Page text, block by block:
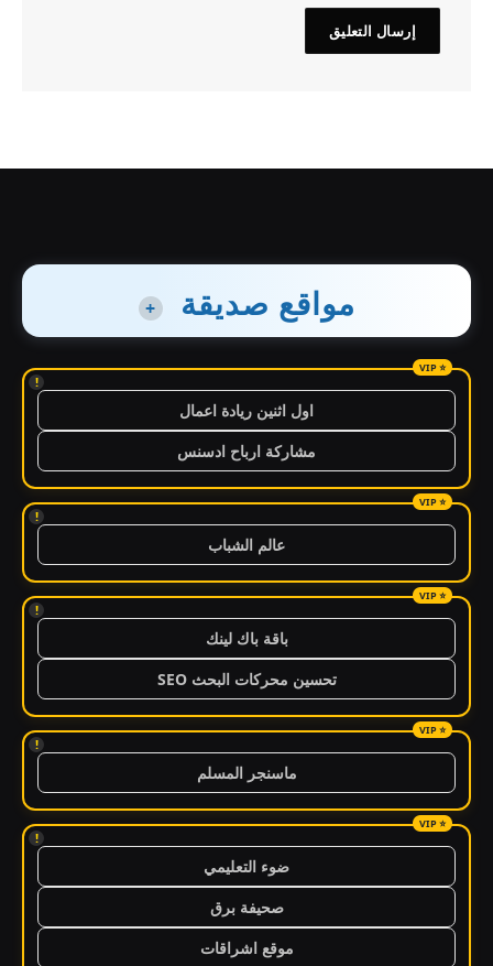
مواقع صديقة +
!
اول اثنين ريادة اعمال
مشاركة ارباح ادسنس
!
عالم الشباب
!
باقة باك لينك
تحسين محركات البحث SEO
!
ماسنجر المسلم
!
ضوء التعليمي
صحيفة برق
موقع اشراقات